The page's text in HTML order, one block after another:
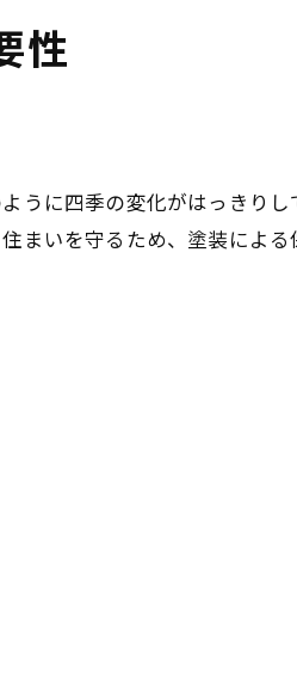
性
うに四季の変化がはっきりし
まいを守るため、塗装による